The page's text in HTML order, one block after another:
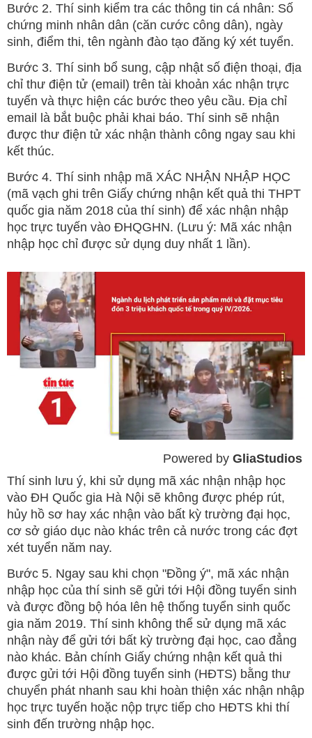
Bước 2. Thí sinh kiểm tra các thông tin cá nhân: Số
chứng minh nhân dân (căn cước công dân), ngày
sinh, điểm thi, tên ngành đào tạo đăng ký xét tuyển.
Bước 3. Thí sinh bổ sung, cập nhật số điện thoại, địa
chỉ thư điện tử (email) trên tài khoản xác nhận trực
tuyến và thực hiện các bước theo yêu cầu. Địa chỉ
email là bắt buộc phải khai báo. Thí sinh sẽ nhận
được thư điện tử xác nhận thành công ngay sau khi
kết thúc.
Bước 4. Thí sinh nhập mã XÁC NHẬN NHẬP HỌC
(mã vạch ghi trên Giấy chứng nhận kết quả thi THPT
quốc gia năm 2018 của thí sinh) để xác nhận nhập
học trực tuyến vào ĐHQGHN. (Lưu ý: Mã xác nhận
nhập học chỉ được sử dụng duy nhất 1 lần).
Powered by GliaStudios
Thí sinh lưu ý, khi sử dụng mã xác nhận nhập học
vào ĐH Quốc gia Hà Nội sẽ không được phép rút,
hủy hồ sơ hay xác nhận vào bất kỳ trường đại học,
cơ sở giáo dục nào khác trên cả nước trong các đợt
xét tuyển năm nay.
Bước 5. Ngay sau khi chọn "Đồng ý", mã xác nhận
nhập học của thí sinh sẽ gửi tới Hội đồng tuyển sinh
và được đồng bộ hóa lên hệ thống tuyển sinh quốc
gia năm 2019. Thí sinh không thể sử dụng mã xác
nhận này để gửi tới bất kỳ trường đại học, cao đẳng
nào khác. Bản chính Giấy chứng nhận kết quả thi
được gửi tới Hội đồng tuyển sinh (HĐTS) bằng thư
chuyển phát nhanh sau khi hoàn thiện xác nhận nhập
học trực tuyến hoặc nộp trực tiếp cho HĐTS khi thí
sinh đến trường nhập học.